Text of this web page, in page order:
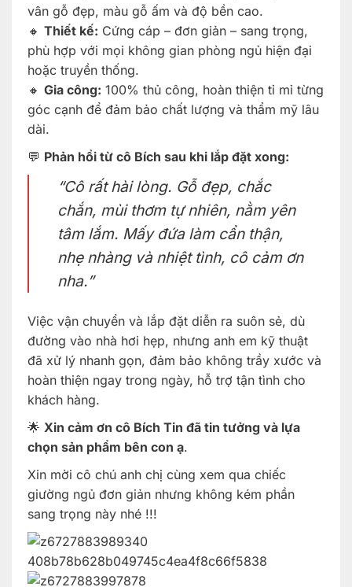
vân gỗ đẹp, màu gỗ ấm và độ bền cao.
🔸 Thiết kế: Cứng cáp – đơn giản – sang trọng,
phù hợp với mọi không gian phòng ngủ hiện đại
hoặc truyền thống.
🔸 Gia công: 100% thủ công, hoàn thiện tỉ mỉ từng
góc cạnh để đảm bảo chất lượng và thẩm mỹ lâu
dài.
💬 Phản hồi từ cô Bích sau khi lắp đặt xong:
“Cô rất hài lòng. Gỗ đẹp, chắc
chắn, mùi thơm tự nhiên, nằm yên
tâm lắm. Mấy đứa làm cẩn thận,
nhẹ nhàng và nhiệt tình, cô cảm ơn
nha.”
Việc vận chuyển và lắp đặt diễn ra suôn sẻ, dù
đường vào nhà hơi hẹp, nhưng anh em kỹ thuật
đã xử lý nhanh gọn, đảm bảo không trầy xước và
hoàn thiện ngay trong ngày, hỗ trợ tận tình cho
khách hàng.
🌟 Xin cảm ơn cô Bích Tin đã tin tưởng và lựa
chọn sản phẩm bên con ạ.
Xin mời cô chú anh chị cùng xem qua chiếc
giường ngủ đơn giản nhưng không kém phần
sang trọng này nhé !!!